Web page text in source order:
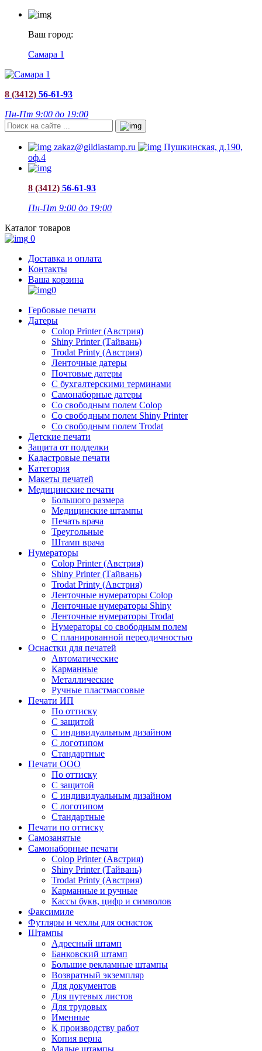
Ваш город:
Самара 1
8 (3412) 56-61-93
Пн-Пт 9:00 до 19:00
zakaz@gildiastamp.ru
Пушкинская, д.190,
оф.4
8 (3412) 56-61-93
Пн-Пт 9:00 до 19:00
Каталог товаров
0
Доставка и оплата
Контакты
Ваша корзина
0
Гербовые печати
Датеры
Colop Printer (Австрия)
Shiny Printer (Тайвань)
Trodat Printy (Австрия)
Ленточные датеры
Почтовые датеры
С бухгалтерскими терминами
Самонаборные датеры
Со свободным полем Colop
Со свободным полем Shiny Printer
Со свободным полем Trodat
Детские печати
Защита от подделки
Кадастровые печати
Категория
Макеты печатей
Медицинские печати
Большого размера
Медицинские штампы
Печать врача
Треугольные
Штамп врача
Нумераторы
Colop Printer (Австрия)
Shiny Printer (Тайвань)
Trodat Printy (Австрия)
Ленточные нумераторы Colop
Ленточные нумераторы Shiny
Ленточные нумераторы Trodat
Нумераторы со свободным полем
С планированной переодичностью
Оснастки для печатей
Автоматические
Карманные
Металлические
Ручные пластмассовые
Печати ИП
По оттиску
С защитой
С индивидуальным дизайном
С логотипом
Стандартные
Печати ООО
По оттиску
С защитой
С индивидуальным дизайном
С логотипом
Стандартные
Печати по оттиску
Самозанятые
Самонаборные печати
Colop Printer (Австрия)
Shiny Printer (Тайвань)
Trodat Printy (Австрия)
Карманные и ручные
Кассы букв, цифр и символов
Факсимиле
Футляры и чехлы для оснасток
Штампы
Адресный штамп
Банковский штамп
Большие рекламные штампы
Возвратный экземпляр
Для документов
Для путевых листов
Для трудовых
Именные
К производству работ
Копия верна
Малые штампы